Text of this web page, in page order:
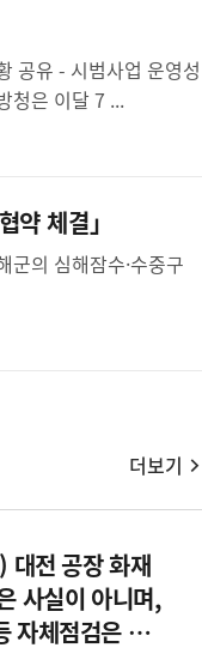
과와 개선과제 점검하고 연내 전국 확대 준비 - 시도 우수사례와 현장 의견 수렴해 지역별 운영 모델 확산 □ 소방청은 이달 7 ...
체결」
대전 공장 화재
사실이 아니며,
자체점검은 관
사
렇
습
니
다
더보기